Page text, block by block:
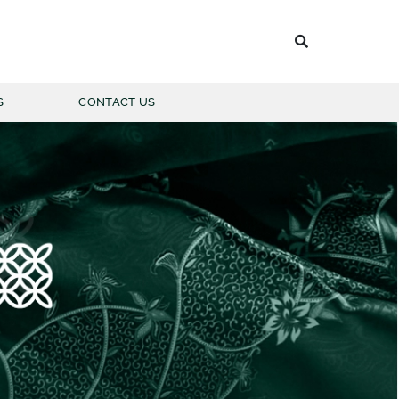
BATIK PRIA
PANJANG
PENDEK
CONTACT US